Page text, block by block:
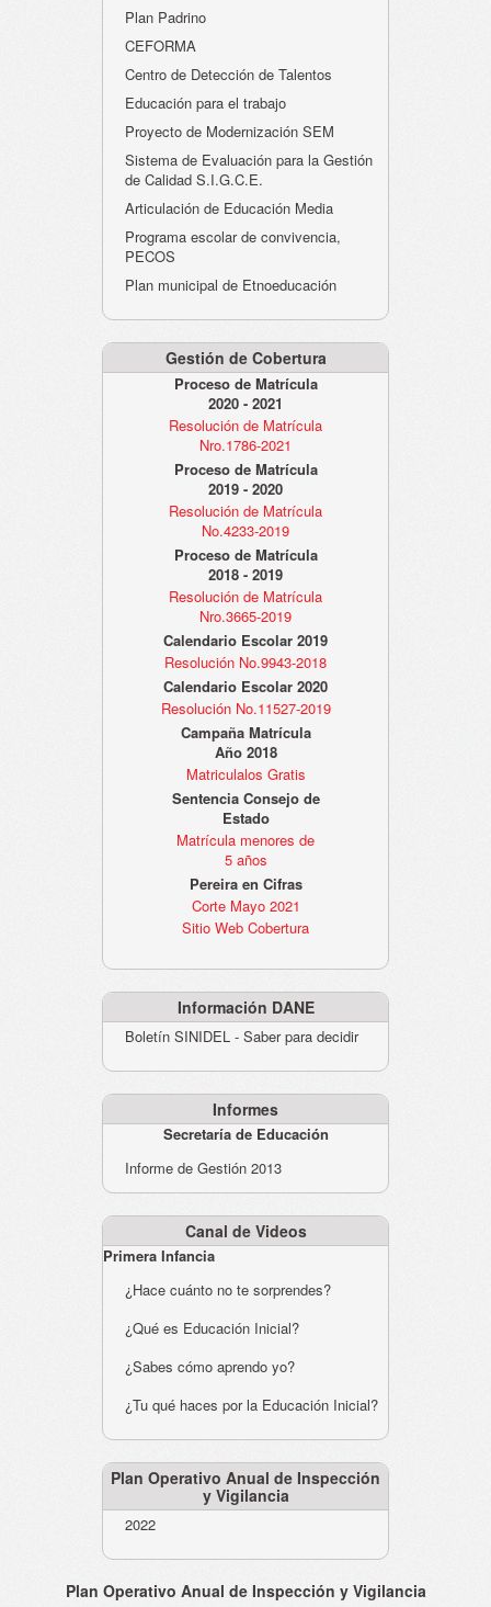
Plan Padrino
CEFORMA
Centro de Detección de Talentos
Educación para el trabajo
Proyecto de Modernización SEM
Sistema de Evaluación para la Gestión
de Calidad S.I.G.C.E.
Articulación de Educación Media
Programa escolar de convivencia,
PECOS
Plan municipal de Etnoeducación
Gestión de Cobertura
Proceso de Matrícula
2020 - 2021
Resolución de Matrícula
Nro.1786-2021
Proceso de Matrícula
2019 - 2020
Resolución de Matrícula
No.4233-2019
Proceso de Matrícula
2018 - 2019
Resolución de Matrícula
Nro.3665-2019
Calendario Escolar 2019
Resolución No.9943-2018
Calendario Escolar 2020
Resolución No.11527-2019
Campaña Matrícula
Año 2018
Matriculalos Gratis
Sentencia Consejo de
Estado
Matrícula menores de
5 años
Pereira en Cifras
Corte Mayo 2021
Sitio Web Cobertura
Información DANE
Boletín SINIDEL - Saber para decidir
Informes
Secretaría de Educación
Informe de Gestión 2013
Canal de Videos
Primera Infancia
¿Hace cuánto no te sorprendes?
¿Qué es Educación Inicial?
¿Sabes cómo aprendo yo?
¿Tu qué haces por la Educación Inicial?
Plan Operativo Anual de Inspección
y Vigilancia
2022
Plan Operativo Anual de Inspección y Vigilancia